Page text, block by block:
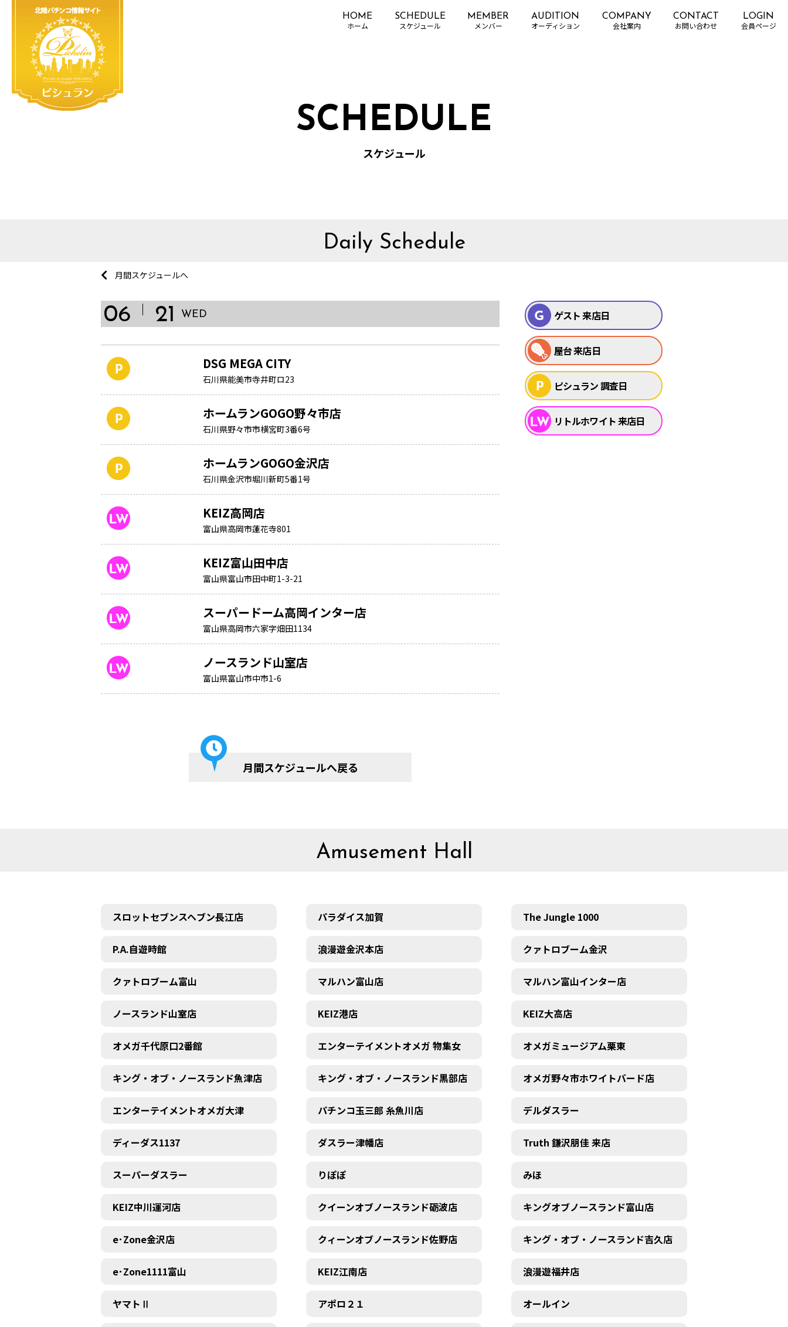
HOME SCHEDULE MEMBER AUDITION COMPANY CONTACT LOGIN
SCHEDULE
スケジュール
Daily Schedule
月間スケジュールへ
06 21 WED
DSG MEGA CITY
石川県能美市寺井町ロ23
ホームランGOGO野々市店
石川県野々市市横宮町3番6号
ホームランGOGO金沢店
石川県金沢市堀川新町5番1号
KEIZ高岡店
富山県高岡市蓮花寺801
KEIZ富山田中店
富山県富山市田中町1-3-21
スーパードーム高岡インター店
富山県高岡市六家字畑田1134
ノースランド山室店
富山県富山市中市1-6
月間スケジュールへ戻る
ゲスト 来店日
屋台 来店日
ピシュラン 調査日
リトルホワイト 来店日
Amusement Hall
スロットセブンスヘブン長江店 パラダイス加賀 The Jungle 1000
P.A.自遊時館 浪漫遊金沢本店 クァトロブーム金沢
クァトロブーム富山 マルハン富山店 マルハン富山インター店
ノースランド山室店 KEIZ港店 KEIZ大高店
オメガ千代原口2番館 エンターテイメントオメガ 物集女 オメガミュージアム栗東
キング・オブ・ノースランド魚津店 キング・オブ・ノースランド黒部店 オメガ野々市ホワイトバード店
エンターテイメントオメガ大津 パチンコ玉三郎 糸魚川店 デルダスラー
ディーダス1137 ダスラー津幡店 Truth 鎌沢朋佳 来店
スーパーダスラー りぽぽ みほ
KEIZ中川運河店 クイーンオブノースランド砺波店 キングオブノースランド富山店
e･Zone金沢店 クィーンオブノースランド佐野店 キング・オブ・ノースランド吉久店
e･Zone1111富山 KEIZ江南店 浪漫遊福井店
ヤマトⅡ アポロ２１ オールイン